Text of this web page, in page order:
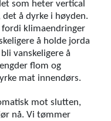
som heter vertical
å dyrke i høyden.
klimaendringer
å holde jorda
vanskeligere å
flom og
mat innendørs.
mot slutten,
nå. Vi tømmer